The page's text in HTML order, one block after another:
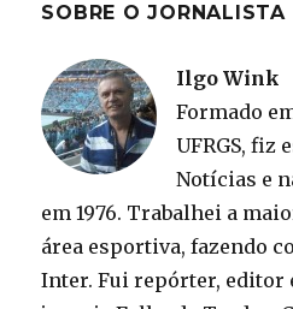
SOBRE O JORNALISTA
Ilgo Wink
Formado
UFRGS, fiz
Notícias e
em 1976. Trabalhei a
área esportiva, fazendo
Inter. Fui repórter, editor